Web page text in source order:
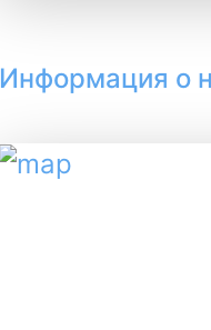
Информация о